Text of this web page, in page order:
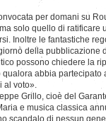
per domani su
solo quello di ratificare
Inoltre le fantastiche
della pubblicazione
possono chiedere la
abbia
al voto».
Grillo, cioè del
e musica classica
scandalo di nessun